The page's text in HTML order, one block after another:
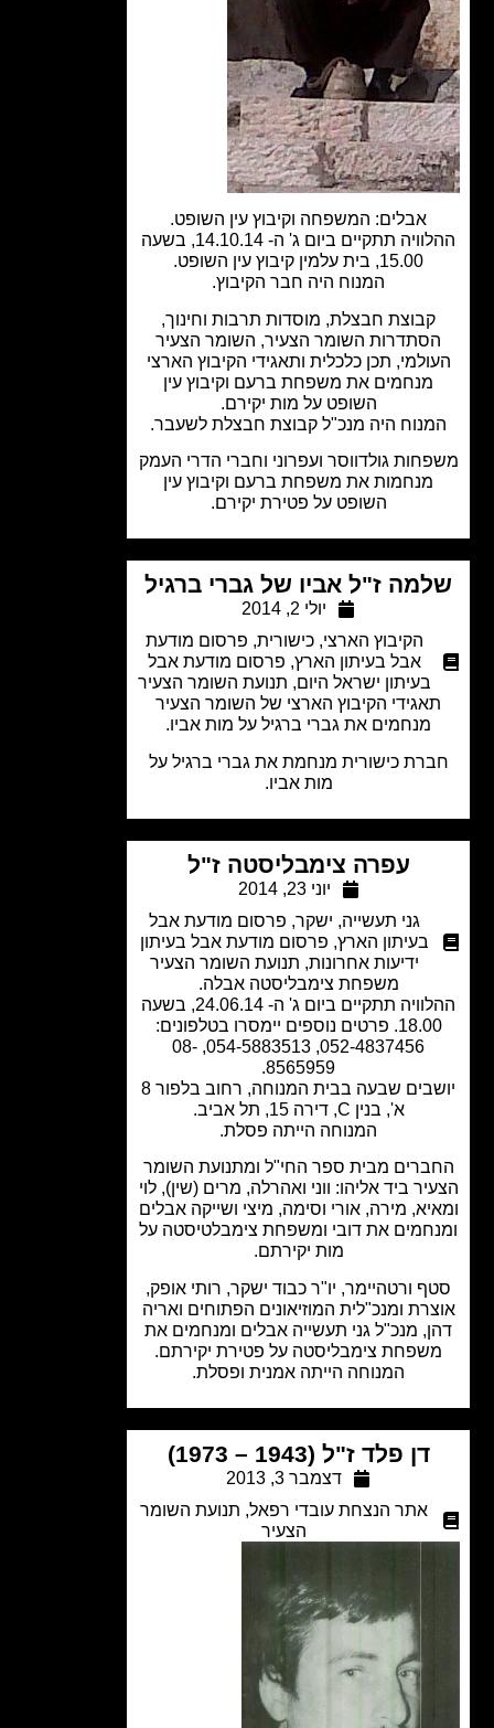
אבלים: המשפחה וקיבוץ עין השופט.
ההלוויה תתקיים ביום ג' ה- 14.10.14, בשעה
המנוח היה חבר הקיבוץ.
קבוצת חבצלת, מוסדות תרבות וחינוך,
השומר הצעיר, השומר הצעיר
תכן כלכלית ותאגידי הקיבוץ הארצי
מנחמים את משפחת ברעם וקיבוץ עין
השופט על מות יקירם.
היה מנכ"ל קבוצת חבצלת לשעבר.
גולדווסר ועפרוני וחברי הדרי העמק
מנחמות את משפחת ברעם וקיבוץ עין
השופט על פטירת יקירם.
ז"ל אביו של גברי ברגיל
הקיבוץ הארצי, כישורית,פרסום מודעת
אבל בעיתון הארץ,פרסום מודעת אבל
בעיתון ישראל היום,תנועת השומר הצעיר
הקיבוץ הארצי של השומר הצעיר
מנחמים את גברי ברגיל על מות אביו.
כישורית מנחמת את גברי ברגיל על
מות אביו.
עפרה צימבליסטה ז"ל
גני תעשייה ,ישקר,פרסום מודעת אבל
בעיתון הארץ,פרסום מודעת אבל בעיתון
ידיעות אחרונות,תנועת השומר הצעיר
משפחת צימבליסטה אבלה.
ההלוויה תתקיים ביום ג' ה- 24.06.14, בשעה
18.00. פרטים נוספים יימסרו בטלפונים:
052-4837456, 054-5883513, 08-
8565959.
יושבים שבעה בבית המנוחה, רחוב בלפור 8
המנוחה הייתה פסלת.
מבית ספר החי"ל ומתנועת השומר
ביד אליהו: ווני ואהרלה, מרים (שין), לוי
מירה, אורי וסימה, מיצי ושייקה אבלים
את דובי ומשפחת צימבלטיסטה על
מות יקירתם.
ורטהיימר, יו"ר כבוד ישקר, רותי אופק,
ומנכ"לית המוזיאונים הפתוחים ואריה
מנכ"ל גני תעשייה אבלים ומנחמים את
צימבליסטה על פטירת יקירתם.
המנוחה הייתה אמנית ופסלת.
דן פלד ז"ל (1943 – 1973)
דצמבר 3, 2013
אתר הנצחת עובדי רפאל,תנועת השומר